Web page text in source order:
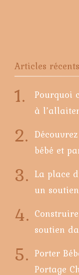
Articles récents
Pourquoi
à
bébé et
La place
un
soutien
Porter
Portage